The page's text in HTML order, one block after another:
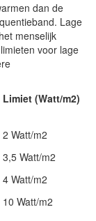
dan de
Lage
menselijk
voor lage
Limiet (Watt/m2)
2 Watt/m2
3,5 Watt/m2
4 Watt/m2
10 Watt/m2